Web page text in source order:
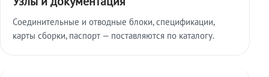
Соединительные и отводные блоки, спецификации,
карты сборки, паспорт — поставляются по каталогу.